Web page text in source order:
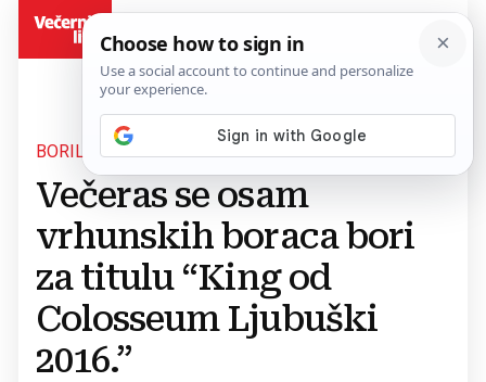
BORILAČKI SPEKTAKL U LJUBUŠKOM
Večeras se osam
vrhunskih boraca bori
za titulu “King od
Colosseum Ljubuški
2016.”